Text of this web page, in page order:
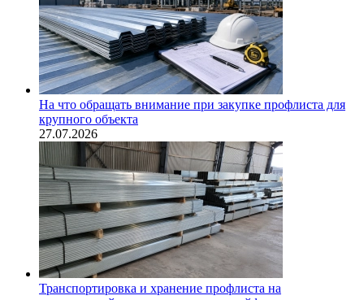
На что обращать внимание при закупке профлиста для
крупного объекта
27.07.2026
Транспортировка и хранение профлиста на